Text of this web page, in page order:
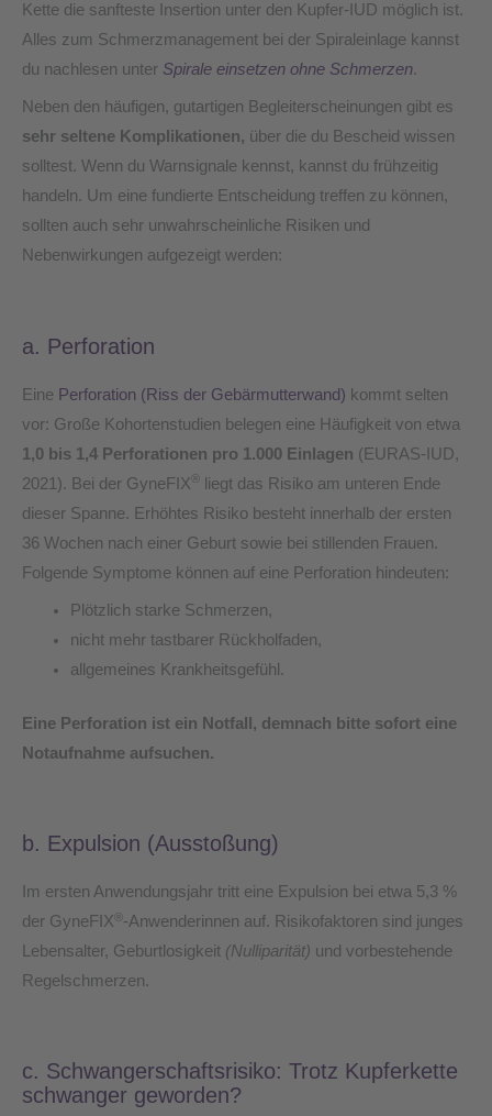
Kette die sanfteste Insertion unter den Kupfer-IUD möglich ist.
Alles zum Schmerzmanagement bei der Spiraleinlage kannst
du nachlesen unter Spirale einsetzen ohne Schmerzen.
Neben den häufigen, gutartigen Begleiterscheinungen gibt es
sehr seltene Komplikationen, über die du Bescheid wissen
solltest. Wenn du Warnsignale kennst, kannst du frühzeitig
handeln. Um eine fundierte Entscheidung treffen zu können,
sollten auch sehr unwahrscheinliche Risiken und
Nebenwirkungen aufgezeigt werden:
a. Perforation
Eine Perforation (Riss der Gebärmutterwand) kommt selten
vor: Große Kohortenstudien belegen eine Häufigkeit von etwa
1,0 bis 1,4 Perforationen pro 1.000 Einlagen (EURAS-IUD,
2021). Bei der GyneFIX ® liegt das Risiko am unteren Ende
dieser Spanne. Erhöhtes Risiko besteht innerhalb der ersten
36 Wochen nach einer Geburt sowie bei stillenden Frauen.
Folgende Symptome können auf eine Perforation hindeuten:
Plötzlich starke Schmerzen,
nicht mehr tastbarer Rückholfaden,
allgemeines Krankheitsgefühl.
Eine Perforation ist ein Notfall, demnach bitte sofort eine
Notaufnahme aufsuchen.
b. Expulsion (Ausstoßung)
Im ersten Anwendungsjahr tritt eine Expulsion bei etwa 5,3 %
der GyneFIX ® -Anwenderinnen auf. Risikofaktoren sind junges
Lebensalter, Geburtlosigkeit (Nulliparität) und vorbestehende
Regelschmerzen.
c. Schwangerschaftsrisiko: Trotz Kupferkette
schwanger geworden?